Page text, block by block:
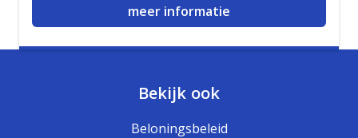
meer informatie
Bekijk ook
Beloningsbeleid